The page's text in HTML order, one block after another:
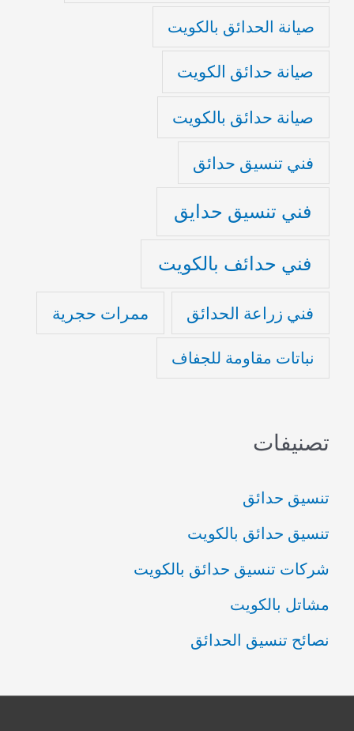
صيانة الحدائق بالكويت
صيانة حدائق الكويت
صيانة حدائق بالكويت
فني تنسيق حدائق
فني تنسيق حدايق
فني حدائف بالكويت
فني زراعة الحدائق ممرات حجرية
نباتات مقاومة للجفاف
تصنيفات
تنسيق حدائق
تنسيق حدائق بالكويت
شركات تنسيق حدائق بالكويت
مشاتل بالكويت
نصائح تنسيق الحدائق